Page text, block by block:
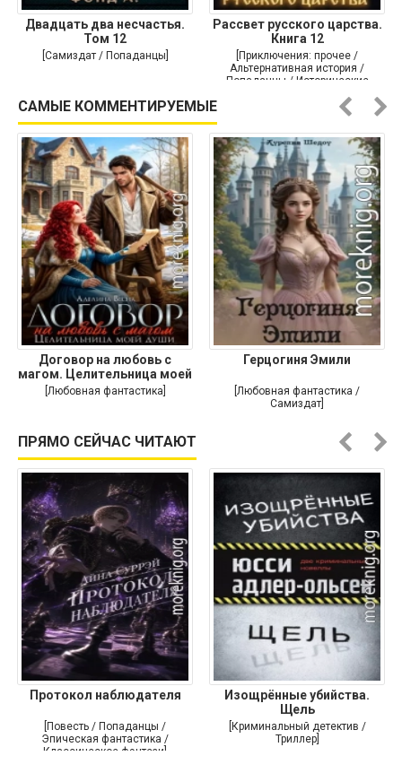
Двадцать два несчастья.
Том 12
[Самиздат / Попаданцы]
Рассвет русского царства.
Книга 12
[Приключения: прочее /
Альтернативная история /
Попаданцы / Исторические
САМЫЕ КОММЕНТИРУЕМЫЕ
Договор на любовь с
магом. Целительница моей
души
[Любовная фантастика]
Герцогиня Эмили
[Любовная фантастика /
Самиздат]
ПРЯМО СЕЙЧАС ЧИТАЮТ
Протокол наблюдателя
[Повесть / Попаданцы /
Эпическая фантастика /
Классическое фэнтези]
Изощрённые убийства.
Щель
[Криминальный детектив /
Триллер]